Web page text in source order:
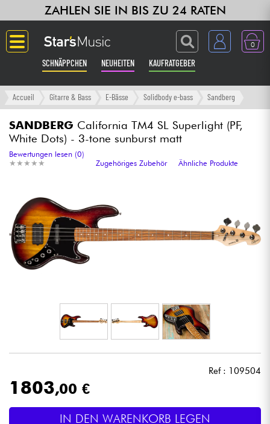
ZAHLEN SIE IN BIS ZU 24 RATEN
0
SCHNÄPPCHEN NEUHEITEN KAUFRATGEBER
Langue
Gitarre & Bass
Verstärker & Effekte
Synths & samplers
Studio
Mikros
Licht
Accueil Gitarre & Bass E-Bässe Solidbody e-bass Sandberg
SANDBERG California TM4 SL Superlight (PF,
White Dots) - 3-tone sunburst matt
★ ★ ★ ★ ★
★ ★ ★ ★ ★
Bewertungen lesen (0)
Zugehöriges Zubehör
Ähnliche Produkte
Ref : 109504
1803,00 €
IN DEN WARENKORB LEGEN